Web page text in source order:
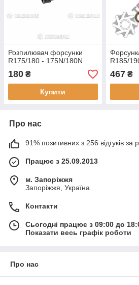
Розпилювач форсунки
R175/180 - 175N/180N
180 ₴
Купити
R185/
467₴
Про нас
91% позитивних з 256 відгуків за
Працює з 25.09.2013
м. Запоріжжя
Запоріжжя, Україна
Контакти
Сьогодні працює з 09:00 до
Показати весь графік роботи
Про нас